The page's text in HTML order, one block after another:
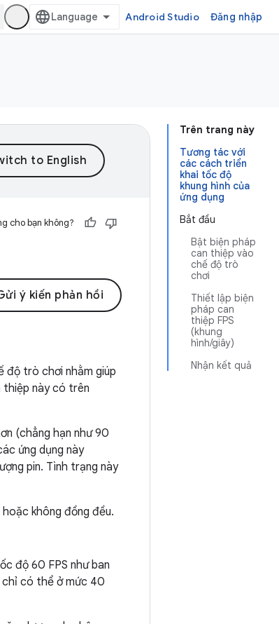
Android Studio Đăng nhập
Trên trang này
Tương tác với
các cách triển
khai tốc độ
khung hình của
ứng dụng
Bắt đầu
Bật biện pháp
can thiệp vào
chế độ trò
chơi
Thiết lập biện
pháp can
thiệp FPS
(khung
hình/giây)
Nhận kết quả
cho bạn không?
ý kiến phản hồi
độ trò chơi nhằm giúp
thiệp này có trên
(chẳng hạn như 90
ứng dụng này
pin. Tình trạng này
không đồng đều.
độ 60 FPS như ban
chỉ có thể ở mức 40